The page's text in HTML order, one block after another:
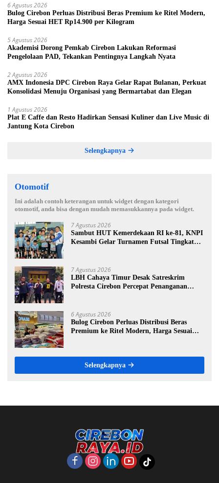
6 Agustus 2026
Bulog Cirebon Perluas Distribusi Beras Premium ke Ritel Modern,
Harga Sesuai HET Rp14.900 per Kilogram
5 Agustus 2026
Akademisi Dorong Pemkab Cirebon Lakukan Reformasi
Pengelolaan PAD, Tekankan Pentingnya Langkah Nyata
2 Agustus 2026
AMX Indonesia DPC Cirebon Raya Gelar Rapat Bulanan, Perkuat
Konsolidasi Menuju Organisasi yang Bermartabat dan Elegan
1 Agustus 2026
Plat E Caffe dan Resto Hadirkan Sensasi Kuliner dan Live Music di
Jantung Kota Cirebon
Selengkapnya
Otomotif
Ini adalah contoh keterangan untuk widget dengan kategori
otomotif, anda bisa dengan mudah memasukkannya pada widget.
7 Agustus 2026
Sambut HUT Kemerdekaan RI ke-81, KNPI
Kesambi Gelar Turnamen Futsal Tingkat
7 Agustus 2026
LBH Cahaya Timur Desak Satreskrim
Polresta Cirebon Percepat Penanganan
6 Agustus 2026
Bulog Cirebon Perluas Distribusi Beras
Premium ke Ritel Modern, Harga Sesuai
Selengkapnya